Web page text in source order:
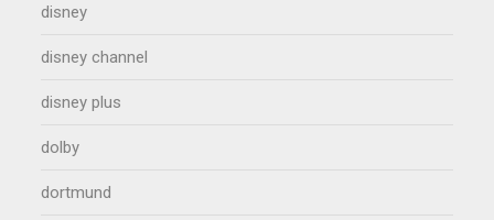
disney
disney channel
disney plus
dolby
dortmund